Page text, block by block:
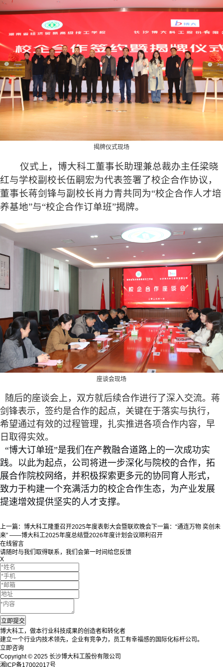
揭牌仪式现场
仪式上，博大科工董事长助理兼总裁办主任梁晓
红与学校副校长伍嗣宏为代表签署了校企合作协议，
董事长蒋剑锋与副校长肖力青共同为“校企合作人才培
养基地”与“校企合作订单班”揭牌。
座谈会现场
随后的座谈会上，双方就后续合作进行了深入交流。蒋
剑锋表示，签约是合作的起点，关键在于落实与执行，
希望通过有效的过程管理，扎实推进各项合作内容，早
日取得实效。
“博大订单班”是我们在产教融合道路上的一次成功实
践。以此为起点，公司将进一步深化与院校的合作，拓
展合作院校网络，并积极探索更多元的协同育人形式，
致力于构建一个充满活力的校企合作生态，为产业发展
提速增效提供坚实的人才支撑。
上一篇： 博大科工隆重召开2025年度表彰大会暨联欢晚会 下一篇： “通连万物 奕创未
来” ——博大科工2025年度总结暨2026年度计划会议顺利召开
在线留言
请随时与我们取得联系，我们会第一时间给您反馈
X
博大科工，做本行业科技成果的创造者和转化者
建立一个行业内技术领先，企业有竞争力，员工有幸福感的国际化标杆公司。
立即咨询
Copyright © 2025 长沙博大科工股份有限公司
湘ICP备17002017号